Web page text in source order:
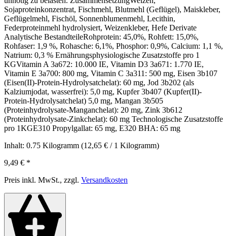
Sojaproteinkonzentrat, Fischmehl, Blutmehl (Geflügel), Maiskleber,
Geflügelmehl, Fischöl, Sonnenblumenmehl, Lecithin,
Federproteinmehl hydrolysiert, Weizenkleber, Hefe Derivate
Analytische BestandteileRohprotein: 45,0%, Rohfett: 15,0%,
Rohfaser: 1,9 %, Rohasche: 6,1%, Phosphor: 0,9%, Calcium: 1,1 %,
Natrium: 0,3 % Ernährungsphysiologische Zusatzstoffe pro 1
KGVitamin A 3a672: 10.000 IE, Vitamin D3 3a671: 1.770 IE,
Vitamin E 3a700: 800 mg, Vitamin C 3a311: 500 mg, Eisen 3b107
(Eisen(II)-Protein-Hydrolysatchelat): 60 mg, Jod 3b202 (als
Kalziumjodat, wasserfrei): 5,0 mg, Kupfer 3b407 (Kupfer(II)-
Protein-Hydrolysatchelat) 5,0 mg, Mangan 3b505
(Proteinhydrolysate-Manganchelat): 20 mg, Zink 3b612
(Proteinhydrolysate-Zinkchelat): 60 mg Technologische Zusatzstoffe
pro 1KGE310 Propylgallat: 65 mg, E320 BHA: 65 mg
Inhalt: 0.75 Kilogramm (12,65 € / 1 Kilogramm)
9,49 € *
Preis inkl. MwSt., zzgl. Versandkosten